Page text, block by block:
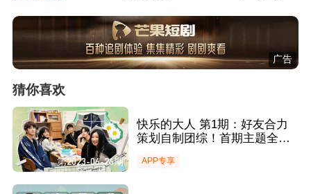
广告
猜你喜欢
第2023-06-26期
快乐的大人 第1期：好友合力
策划自制团综！首期主题全员
APP专享